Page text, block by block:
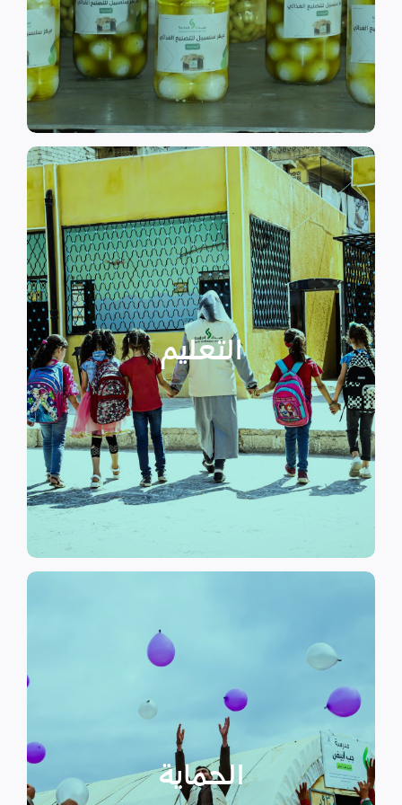
الى الاهتمام بالمشاريع التنموية.
اقرأ المزيد
التعليم
التعليم
نهدف إلى توفير مناهج التعليم غير
الرسمي وبرامج التوعية التي
تستهدف الناشئين والأطفال مما
يساهم في تعزيز السلام و دعم
الأطفال المنقطعين عن العملية
التعليمية أو المتأخرين عن المراحل
الدراسية بسبب الصراع القائم.
اقرأ المزيد
الحماية
الحماية
الأسر المهمشة والتي ترأسها إناث
عبر تعزيز المساعدة الإنسانية التي
تراعي الأمور الخاصة بالنوع
الاجتماعي “الجنساني” مع التركيز